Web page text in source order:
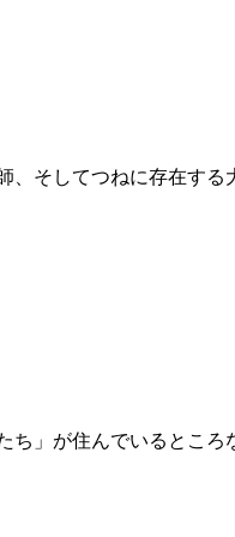
そしてつねに存在する
」が住んでいるところ